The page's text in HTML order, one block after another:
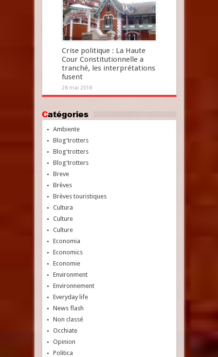
Crise politique : La Haute
Cour Constitutionnelle a
tranché, les interprétations
fusent
28 mai 2018
Catégories
Ambiente
Blog'trotters
Blog'trotters
Blog'trotters
Breve
Brèves
Brèves touristiques
Cultura
Culture
Culture
Economia
Economics
Economie
Environment
Environnement
Everyday life
News flash
Non classé
Occhiate
Opinion
Politica